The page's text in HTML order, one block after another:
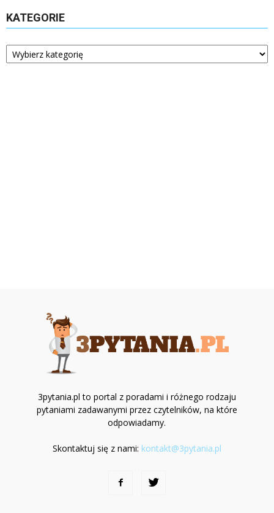
KATEGORIE
Kategorie
3pytania.pl to portal z poradami i różnego rodzaju
pytaniami zadawanymi przez czytelników, na które
odpowiadamy.
Skontaktuj się z nami: kontakt@3pytania.pl